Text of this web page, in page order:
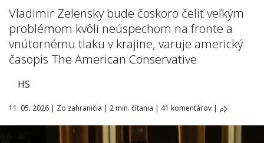
Vladimir Zelensky bude čoskoro čeliť veľkým
problémom kvôli neúspechom na fronte a
vnútornému tlaku v krajine, varuje americký
časopis The American Conservative
HS
11. 05. 2026 | Zo zahraničia | 2 min. čítania | 41 komentárov |